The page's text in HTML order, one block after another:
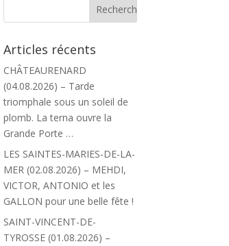
Articles récents
CHÂTEAURENARD
(04.08.2026) – Tarde
triomphale sous un soleil de
plomb. La terna ouvre la
Grande Porte …
LES SAINTES-MARIES-DE-LA-
MER (02.08.2026) – MEHDI,
VICTOR, ANTONIO et les
GALLON pour une belle fête !
SAINT-VINCENT-DE-
TYROSSE (01.08.2026) –